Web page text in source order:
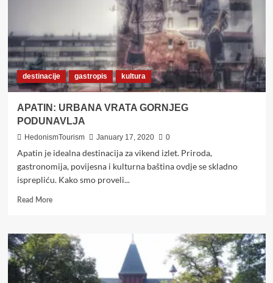
destinacije gastropis kultura
APATIN: URBANA VRATA GORNJEG
PODUNAVLJA
HedonismTourism January 17, 2020 0
Apatin je idealna destinacija za vikend izlet. Priroda,
gastronomija, povijesna i kulturna baština ovdje se skladno
isprepliću. Kako smo proveli...
Read MoreRead
APATIN:
URBANA
VRATA
GORNJEG
PODUNAVLJA